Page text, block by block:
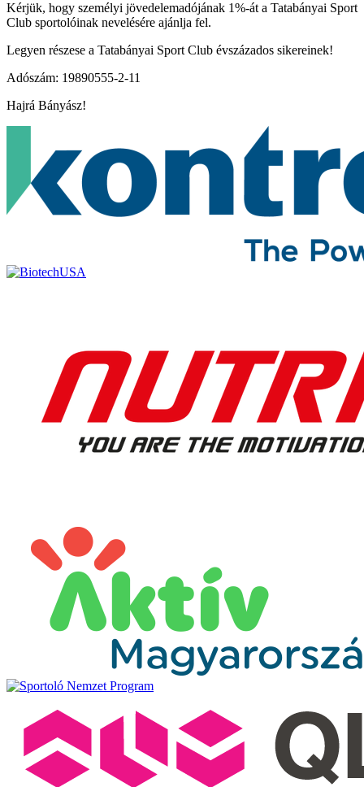
Kérjük, hogy személyi jövedelemadójának 1%-át a Tatabányai Sport
Club sportolóinak nevelésére ajánlja fel.
Legyen részese a Tatabányai Sport Club évszázados sikereinek!
Adószám: 19890555-2-11
Hajrá Bányász!